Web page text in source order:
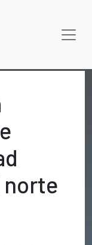
norte